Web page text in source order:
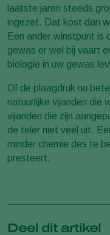
laatste jaren steeds
ingezet. Dat kost dan
Een ander winstpunt is
gewas er wel bij vaart
biologie in uw gewas
Of de plaagdruk nu
natuurlijke vijanden die
vijanden die zijn
de teler niet veel uit.
minder chemie des te
presteert.
Deel dit artikel